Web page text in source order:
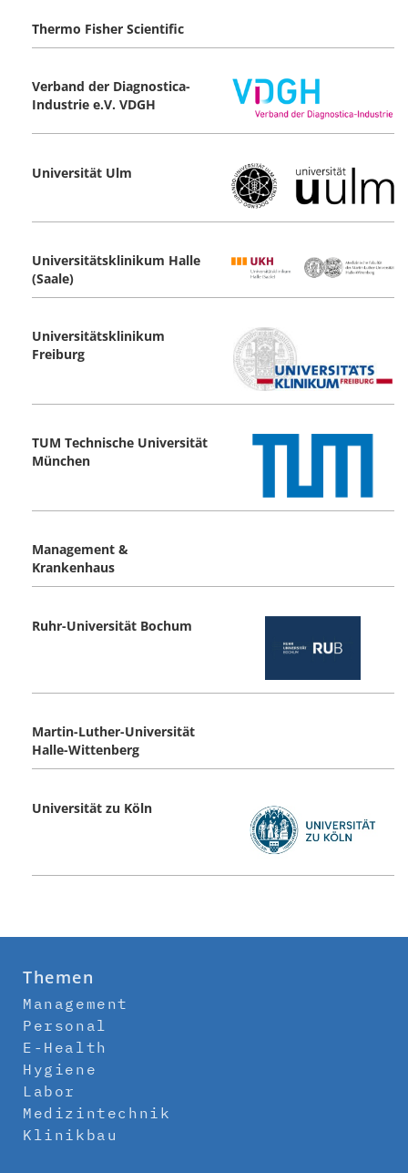
Thermo Fisher Scientific
Verband der Diagnostica-
Industrie e.V. VDGH
Universität Ulm
Universitätsklinikum Halle
(Saale)
Universitätsklinikum
Freiburg
TUM Technische Universität
München
Management &
Krankenhaus
Ruhr-Universität Bochum
Martin-Luther-Universität
Halle-Wittenberg
Universität zu Köln
Themen
Management
Personal
E-Health
Hygiene
Labor
Medizintechnik
Klinikbau